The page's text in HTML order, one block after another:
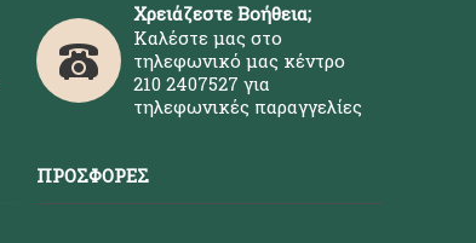
Χρειάζεστε Βοήθεια;
Καλέστε μας στο
τηλεφωνικό μας κέντρο
210 2407527 για
τηλεφωνικές παραγγελίες
ΠΡΟΣΦΟΡΈΣ